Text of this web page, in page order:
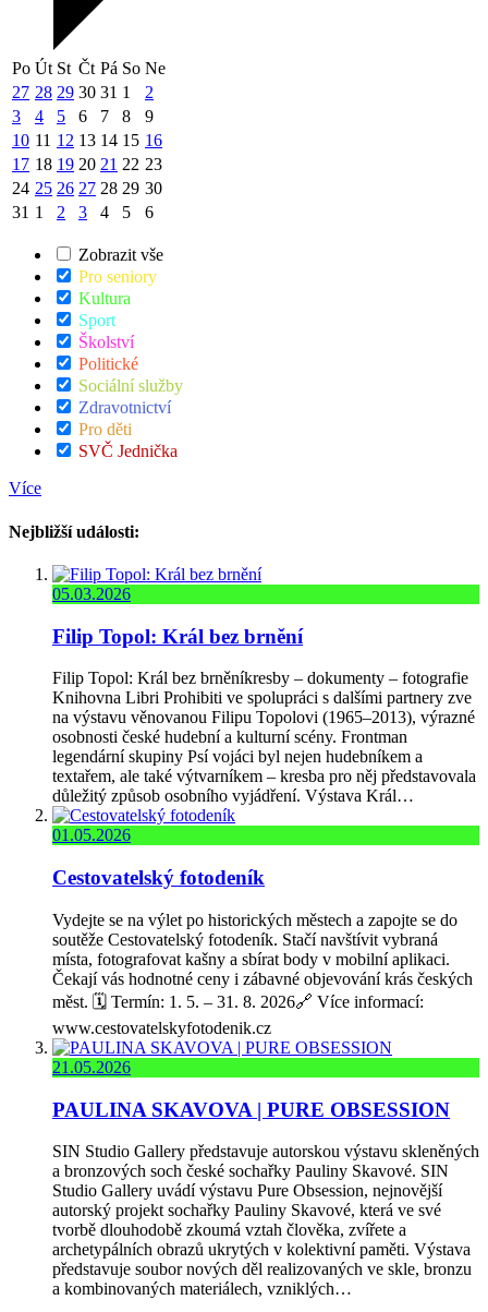
Po Út St Čt Pá So Ne
27 28 29 30 31 1
2
3
4 5 6 7 8
9
10 11 12 13 14 15 16
17 18 19 20 21 22 23
24 25 26 27 28 29 30
31 1 2 3 4 5 6
Zobrazit vše
Pro seniory
Kultura
Sport
Školství
Politické
Sociální služby
Zdravotnictví
Pro děti
SVČ Jednička
Více
Nejbližší události:
05.03.2026
Filip Topol: Král bez brnění
Filip Topol: Král bez brněníkresby – dokumenty – fotografie
Knihovna Libri Prohibiti ve spolupráci s dalšími partnery zve
na výstavu věnovanou Filipu Topolovi (1965–2013), výrazné
osobnosti české hudební a kulturní scény. Frontman
legendární skupiny Psí vojáci byl nejen hudebníkem a
textařem, ale také výtvarníkem – kresba pro něj představovala
důležitý způsob osobního vyjádření. Výstava Král…
01.05.2026
Cestovatelský fotodeník
Vydejte se na výlet po historických městech a zapojte se do
soutěže Cestovatelský fotodeník. Stačí navštívit vybraná
místa, fotografovat kašny a sbírat body v mobilní aplikaci.
Čekají vás hodnotné ceny i zábavné objevování krás českých
měst. 🗓️ Termín: 1. 5. – 31. 8. 2026🔗 Více informací:
www.cestovatelskyfotodenik.cz
21.05.2026
PAULINA SKAVOVA | PURE OBSESSION
SIN Studio Gallery představuje autorskou výstavu skleněných
a bronzových soch české sochařky Pauliny Skavové. SIN
Studio Gallery uvádí výstavu Pure Obsession, nejnovější
autorský projekt sochařky Pauliny Skavové, která ve své
tvorbě dlouhodobě zkoumá vztah člověka, zvířete a
archetypálních obrazů ukrytých v kolektivní paměti. Výstava
představuje soubor nových děl realizovaných ve skle, bronzu
a kombinovaných materiálech, vzniklých…